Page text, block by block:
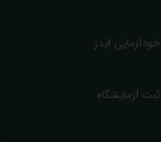
خودآزمایی ایدز
ثبت آزمایشگاه